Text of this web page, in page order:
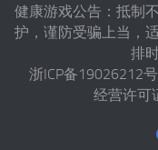
健康游戏公告：抵制
护，谨防受骗上当，
排
浙ICP备19026212
经营许可